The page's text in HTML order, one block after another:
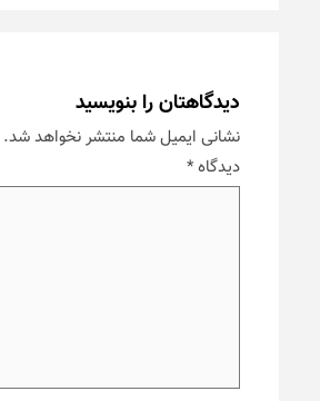
دیدگاهتان را بنویسید
نشانی ایمیل شما منتشر نخواهد شد.
دیدگاه*